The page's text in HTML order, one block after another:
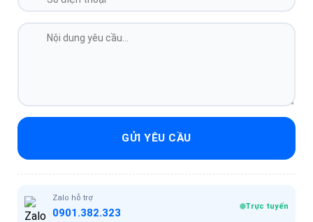
GỬI YÊU CẦU
Zalo hỗ trợ
0901.382.323 Trực tuyến